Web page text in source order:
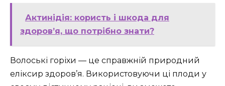
Актинідія: користь і шкода для
здоров’я, що потрібно знати?
Волоські горіхи — це справжній природний
еліксир здоров’я. Використовуючи ці плоди у